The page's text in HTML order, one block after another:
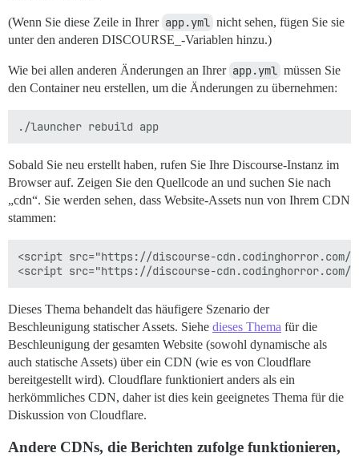
(Wenn Sie diese Zeile in Ihrer app.yml nicht sehen, fügen Sie sie
unter den anderen DISCOURSE_-Variablen hinzu.)
Wie bei allen anderen Änderungen an Ihrer app.yml müssen Sie
den Container neu erstellen, um die Änderungen zu übernehmen:
Sobald Sie neu erstellt haben, rufen Sie Ihre Discourse-Instanz im
Browser auf. Zeigen Sie den Quellcode an und suchen Sie nach
„cdn“. Sie werden sehen, dass Website-Assets nun von Ihrem CDN
stammen:
<script src="https://discourse-cdn.codinghorror.com/
Dieses Thema behandelt das häufigere Szenario der
Beschleunigung statischer Assets. Siehe dieses Thema für die
Beschleunigung der gesamten Website (sowohl dynamische als
auch statische Assets) über ein CDN (wie es von Cloudflare
bereitgestellt wird). Cloudflare funktioniert anders als ein
herkömmliches CDN, daher ist dies kein geeignetes Thema für die
Diskussion von Cloudflare.
Andere CDNs, die Berichten zufolge funktionieren,